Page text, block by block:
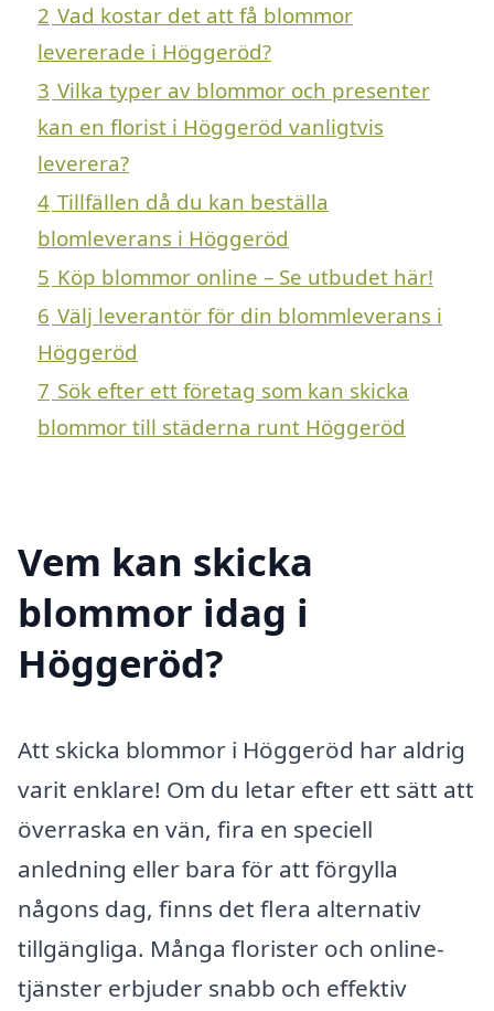
2 Vad kostar det att få blommor
levererade i Höggeröd?
3 Vilka typer av blommor och presenter
kan en florist i Höggeröd vanligtvis
leverera?
4 Tillfällen då du kan beställa
blomleverans i Höggeröd
5 Köp blommor online – Se utbudet här!
6 Välj leverantör för din blommleverans i
Höggeröd
7 Sök efter ett företag som kan skicka
blommor till städerna runt Höggeröd
Vem kan skicka
blommor idag i
Höggeröd?
Att skicka blommor i Höggeröd har aldrig
varit enklare! Om du letar efter ett sätt att
överraska en vän, fira en speciell
anledning eller bara för att förgylla
någons dag, finns det flera alternativ
tillgängliga. Många florister och online-
tjänster erbjuder snabb och effektiv